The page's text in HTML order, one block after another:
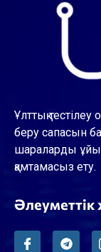
Ұлттық
беру сапасын
шараларды
қамтамасыз ету.
Әлеуметтік